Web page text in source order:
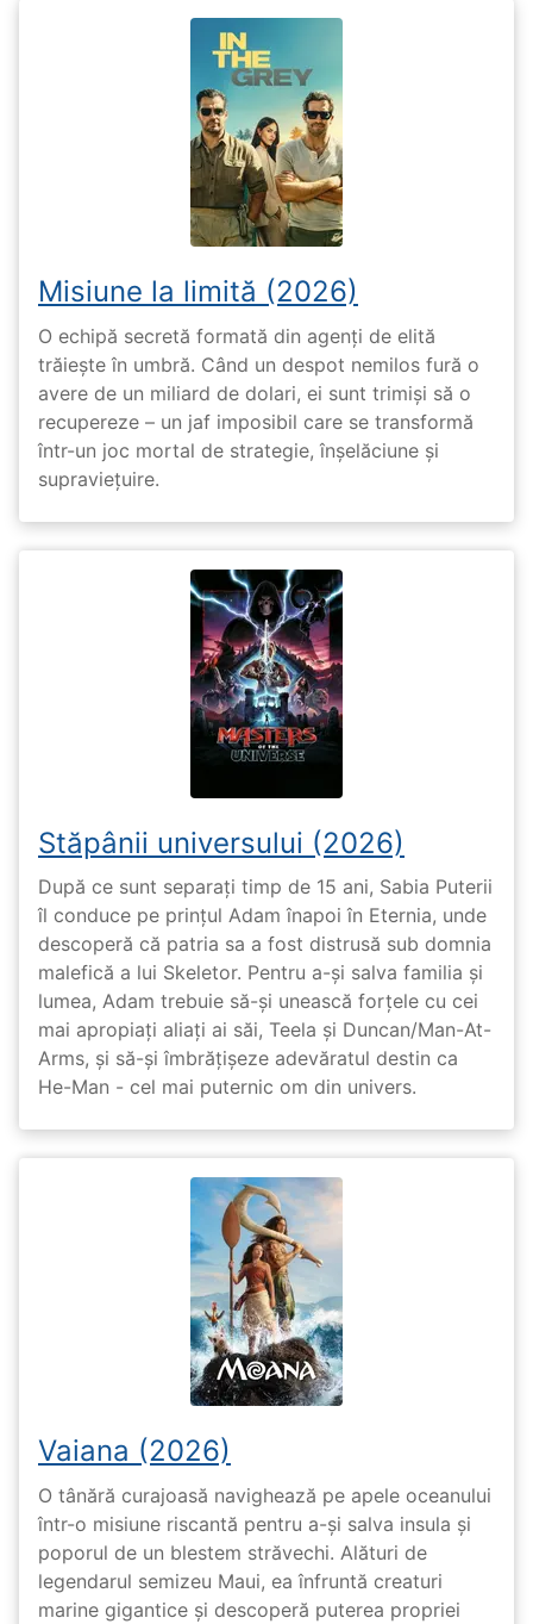
Misiune la limită (2026)
O echipă secretă formată din agenți de elită
trăiește în umbră. Când un despot nemilos fură o
avere de un miliard de dolari, ei sunt trimiși să o
recupereze – un jaf imposibil care se transformă
într-un joc mortal de strategie, înșelăciune și
supraviețuire.
Stăpânii universului (2026)
După ce sunt separați timp de 15 ani, Sabia Puterii
îl conduce pe prințul Adam înapoi în Eternia, unde
descoperă că patria sa a fost distrusă sub domnia
malefică a lui Skeletor. Pentru a-și salva familia și
lumea, Adam trebuie să-și unească forțele cu cei
mai apropiați aliați ai săi, Teela și Duncan/Man-At-
Arms, și să-și îmbrățișeze adevăratul destin ca
He-Man - cel mai puternic om din univers.
Vaiana (2026)
O tânără curajoasă navighează pe apele oceanului
într-o misiune riscantă pentru a-și salva insula și
poporul de un blestem străvechi. Alături de
legendarul semizeu Maui, ea înfruntă creaturi
marine gigantice și descoperă puterea propriei